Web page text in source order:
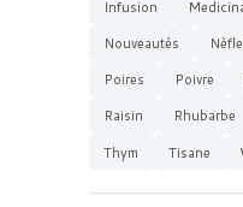
Infusion
Nouveautés
Poires
Poivre
Raisin
Rhubarbe
Thym
Tisane